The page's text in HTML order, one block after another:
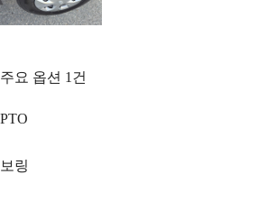
주요 옵션 1 건
PTO
보링